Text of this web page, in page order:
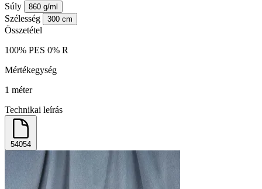
Súly 860 g/ml
Szélesség 300 cm
Összetétel
100% PES 0% R
Mértékegység
1 méter
Technikai leírás
54054